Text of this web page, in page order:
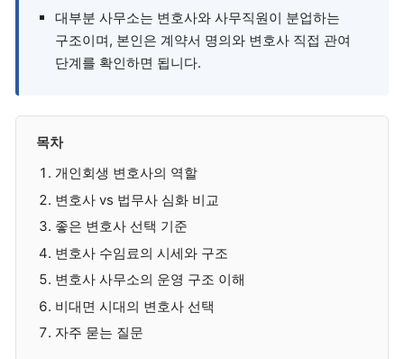
대부분 사무소는 변호사와 사무직원이 분업하는
구조이며, 본인은 계약서 명의와 변호사 직접 관여
단계를 확인하면 됩니다.
목차
개인회생 변호사의 역할
변호사 vs 법무사 심화 비교
좋은 변호사 선택 기준
변호사 수임료의 시세와 구조
변호사 사무소의 운영 구조 이해
비대면 시대의 변호사 선택
자주 묻는 질문